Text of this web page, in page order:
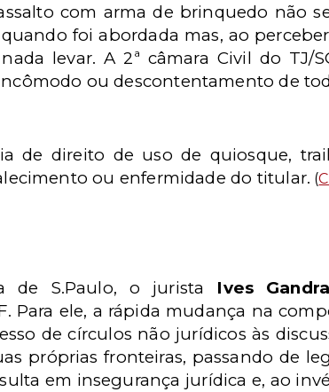
com arma de brinquedo não
foi abordada mas, ao
levar. A 2ª câmara Civil do TJ/
ou descontentamento de
de direito de uso de quiosque,
ou enfermidade do titular. (
de S.Paulo, o jurista Ives
Para ele, a rápida mudança na
de círculos não jurídicos às
próprias fronteiras, passando de
em insegurança jurídica e, ao